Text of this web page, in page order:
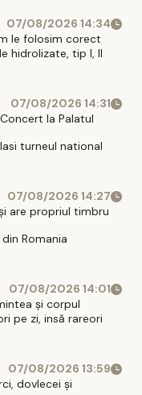
07/08/2026 14:34
le folosim corect
hidrolizate, tip I, II
07/08/2026 14:31
la Palatul
turneul national
07/08/2026 14:27
are propriul timbru
Romania
07/08/2026 14:01
și corpul
pe zi, insă rareori
07/08/2026 13:59
dovlecei și